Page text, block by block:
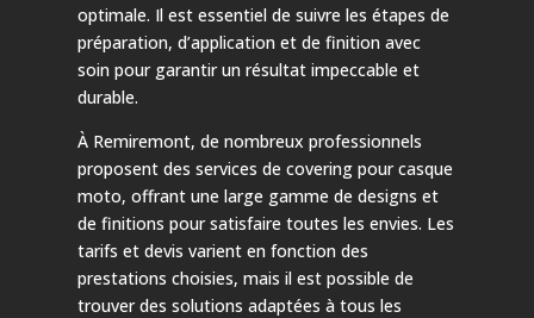
optimale. Il est essentiel de suivre les étapes de
préparation, d’application et de finition avec
soin pour garantir un résultat impeccable et
durable.
À Remiremont, de nombreux professionnels
proposent des services de covering pour casque
moto, offrant une large gamme de designs et
de finitions pour satisfaire toutes les envies. Les
tarifs et devis varient en fonction des
prestations choisies, mais il est possible de
trouver des solutions adaptées à tous les